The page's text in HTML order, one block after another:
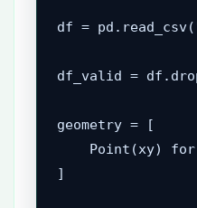
df =
df_valid =
geometry = [
Point(xy)
]